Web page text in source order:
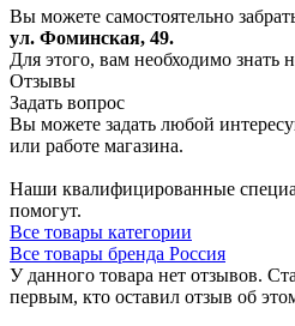
Вы можете самостоятельно
ул. Фоминская, 49.
Для этого, вам необходимо
Отзывы
Задать вопрос
Вы можете задать любой
или работе магазина.
Наши квалифицированные
помогут.
Все товары категории
Все товары бренда Россия
У данного товара нет отзывов.
первым, кто оставил отзыв об